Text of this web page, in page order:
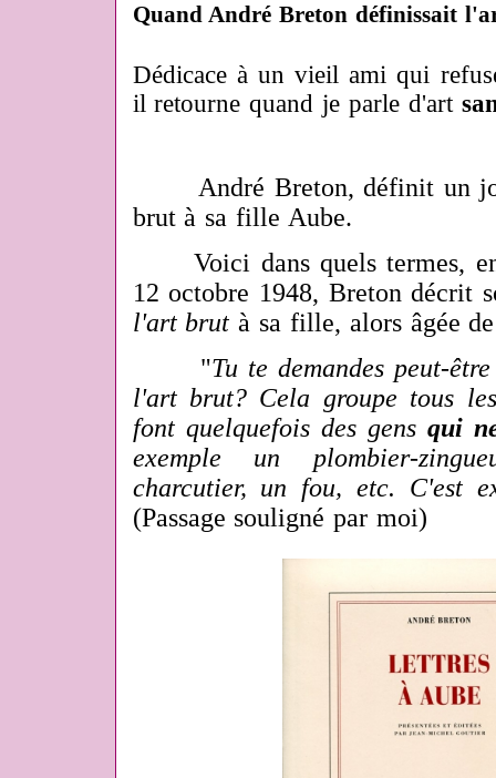
Quand André Breton définissait
Dédicace à un vieil ami qui
il retourne quand je parle d'art
André Breton, définit un
brut à sa fille Aube.
Voici dans quels termes, en
12 octobre 1948, Breton décrit
l'art brut à sa fille, alors âgée
"Tu te demandes peut-
l'art brut? Cela groupe tous
font quelquefois des gensqui
exemple un plombier-
charcutier, un fou, etc. C'est
(Passage souligné par moi)